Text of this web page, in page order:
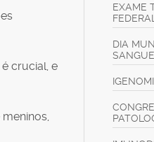
crucial, e
EXAME
DIA
SANGUE